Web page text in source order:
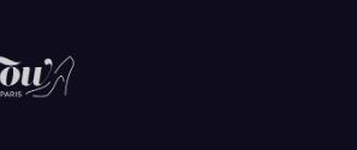
GÉNÉRALES DE